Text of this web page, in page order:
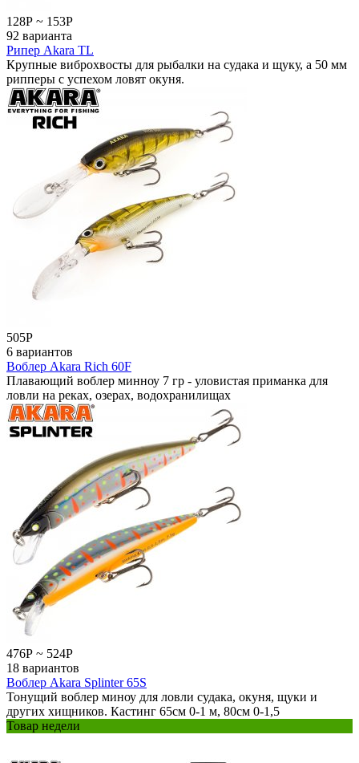
128Р ~ 153Р
92 варианта
Рипер Akara TL
Крупные виброхвосты для рыбалки на судака и щуку, а 50 мм
рипперы с успехом ловят окуня.
505Р
6 вариантов
Воблер Akara Rich 60F
Плавающий воблер минноу 7 гр - уловистая приманка для
ловли на реках, озерах, водохранилищах
476Р ~ 524Р
18 вариантов
Воблер Akara Splinter 65S
Тонущий воблер миноу для ловли судака, окуня, щуки и
других хищников. Кастинг 65см 0-1 м, 80см 0-1,5
Товар недели